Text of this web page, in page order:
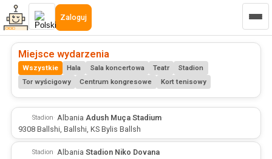
Zaloguj
Miejsce wydarzenia
Wszystkie Hala Sala koncertowa Teatr
Stadion
Tor wyścigowy
Centrum kongresowe Kort tenisowy
·Stadion· Albania·Adush Muça Stadium·
9308 Ballshi, Ballshi, KS Bylis Ballsh
·Stadion· Albania·Stadion Niko Dovana·